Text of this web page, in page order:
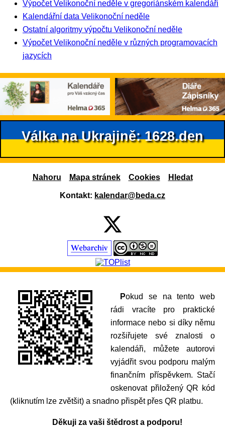
Výpočet Velikonoční neděle v gregoriánském kalendáři
Kalendářní data Velikonoční neděle
Ostatní algoritmy výpočtu Velikonoční neděle
Výpočet Velikonoční neděle v různých programovacích
jazycích
Válka na Ukrajině: 1628.den
Nahoru Mapa stránek Cookies Hledat
Kontakt: kalendar@beda.cz
Pokud se na tento web
rádi vracíte pro praktické
informace nebo si díky němu
rozšiřujete své znalosti o
kalendáři, můžete autorovi
vyjádřit svou podporu malým
finančním příspěvkem. Stačí
oskenovat přiložený QR kód
(kliknutím lze zvětšit) a snadno přispět přes QR platbu.
Děkuji za vaši štědrost a podporu!